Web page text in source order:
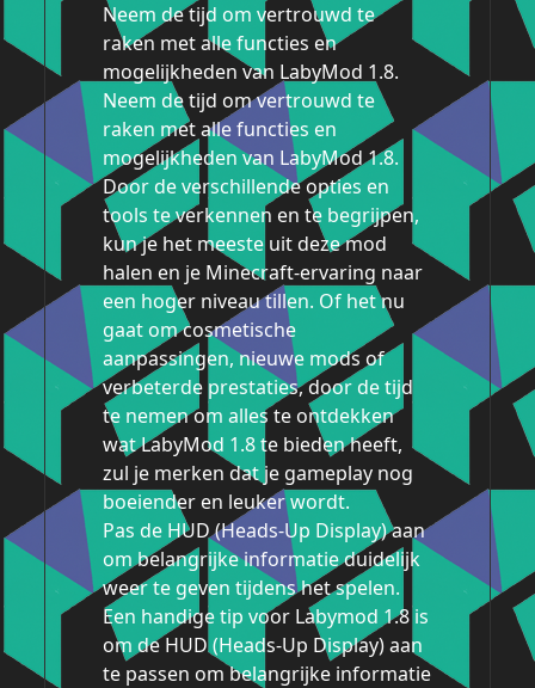
Neem de tijd om vertrouwd te
raken met alle functies en
mogelijkheden van LabyMod 1.8.
Neem de tijd om vertrouwd te
raken met alle functies en
mogelijkheden van LabyMod 1.8.
Door de verschillende opties en
tools te verkennen en te begrijpen,
kun je het meeste uit deze mod
halen en je Minecraft-ervaring naar
een hoger niveau tillen. Of het nu
gaat om cosmetische
aanpassingen, nieuwe mods of
verbeterde prestaties, door de tijd
te nemen om alles te ontdekken
wat LabyMod 1.8 te bieden heeft,
zul je merken dat je gameplay nog
boeiender en leuker wordt.
Pas de HUD (Heads-Up Display) aan
om belangrijke informatie duidelijk
weer te geven tijdens het spelen.
Een handige tip voor Labymod 1.8 is
om de HUD (Heads-Up Display) aan
te passen om belangrijke informatie